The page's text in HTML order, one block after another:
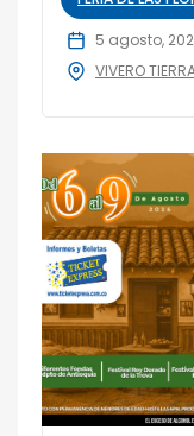
5 agosto,
VIVERO